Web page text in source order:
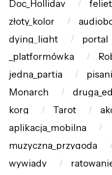
Doc_Holliday
złoty_kolor
dying_light
portal
_platformówka
jedna_partia
Monarch
korg
Tarot
aplikacja_mobilna
muzyczna_przygoda
wywiady